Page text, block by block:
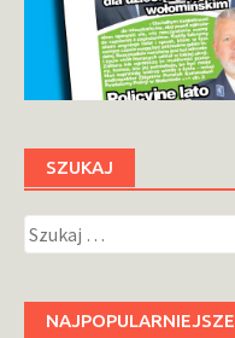
SZUKAJ
Szukaj:
NAJPOPULARNIEJSZE